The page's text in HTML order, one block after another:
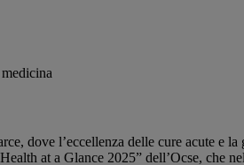
dove l’eccellenza delle cure acute e
at a Glance 2025” dell’Ocse,